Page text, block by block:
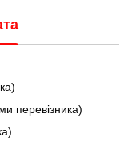
перевізника)